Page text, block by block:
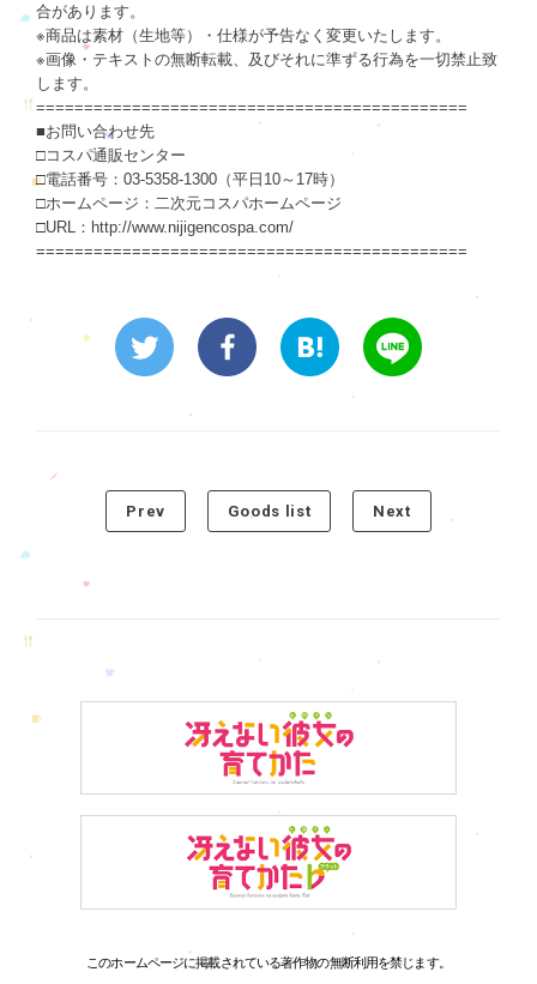
合があります。
※商品は素材（生地等）・仕様が予告なく変更いたします。
※画像・テキストの無断転載、及びそれに準ずる行為を一切禁止致
します。
=============================================
■お問い合わせ先
□コスパ通販センター
□電話番号：03-5358-1300（平日10～17時）
□ホームページ：二次元コスパホームページ
□URL：http://www.nijigencospa.com/
=============================================
Prev Goods list Next
このホームページに掲載されている著作物の無断利用を禁じます。